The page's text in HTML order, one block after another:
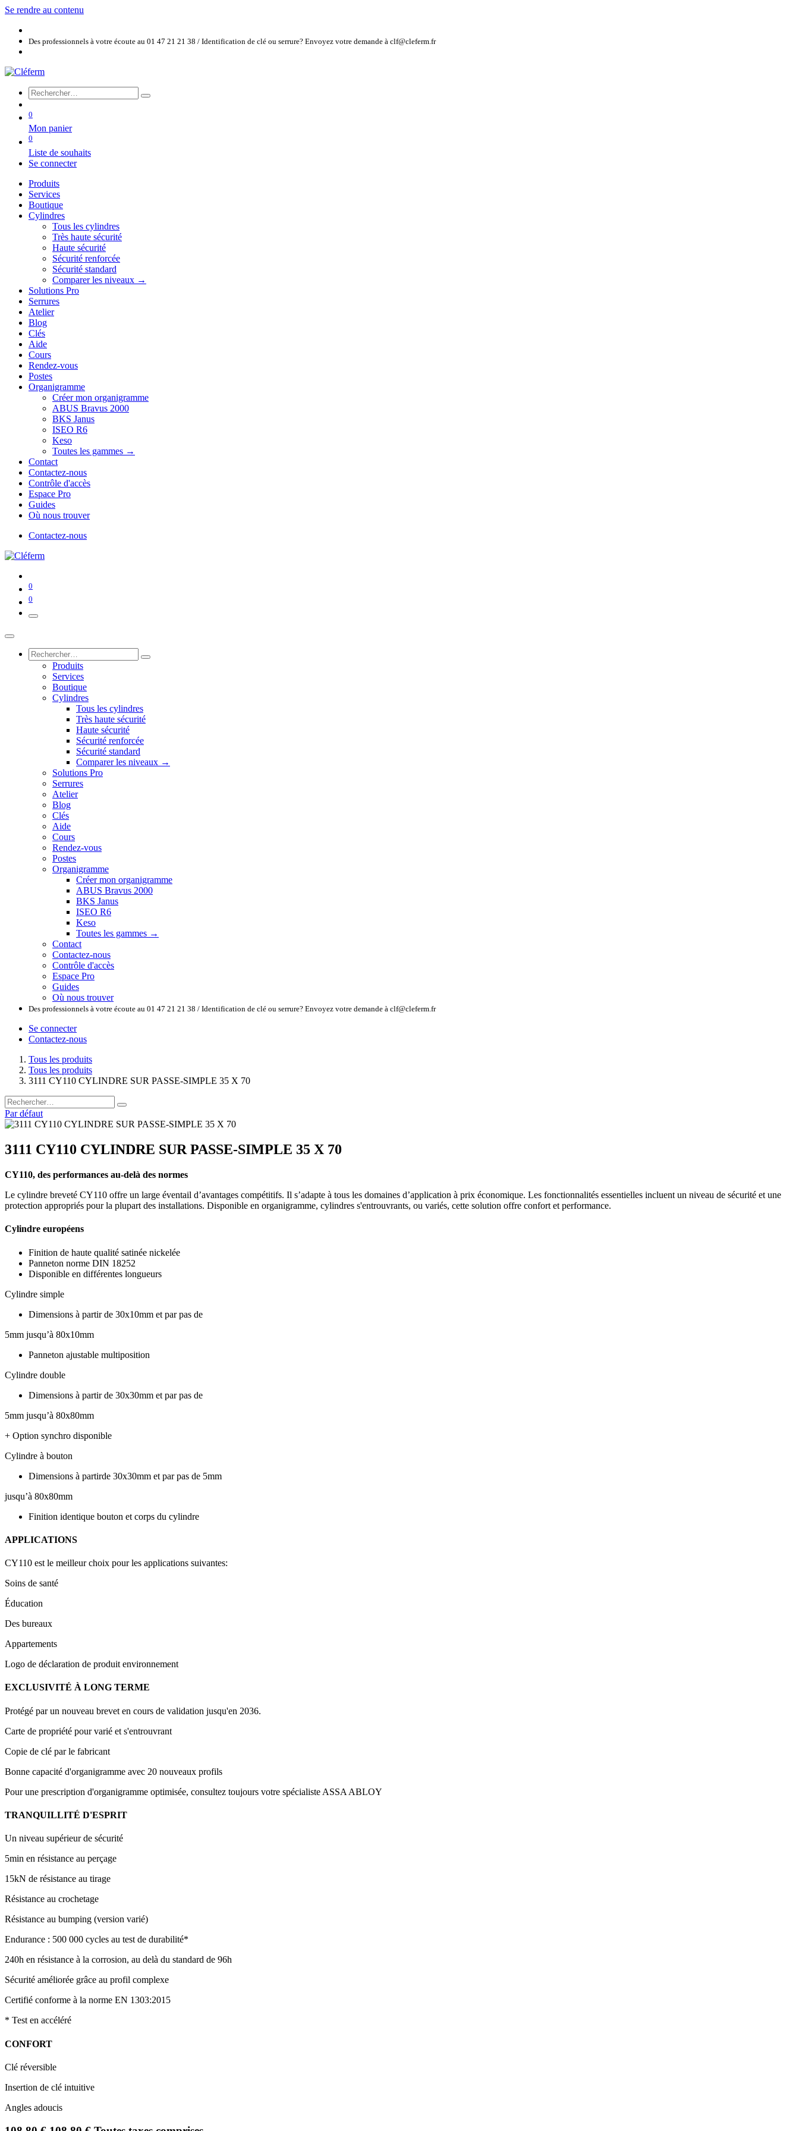
Se rendre au contenu
Des professionnels à votre écoute au 01 47 21 21 38 / Identification de clé ou serrure? Envoyez votre demande à clf@cleferm.fr
0
Mon panier
0
Liste de souhaits
Se connecter
Produits
Services
Boutique
Cylindres
Tous les cylindres
Très haute sécurité
Haute sécurité
Sécurité renforcée
Sécurité standard
Comparer les niveaux →
Solutions Pro
Serrures
Atelier
Blog
Clés
Aide
Cours
Rendez-vous
Postes
Organigramme
Créer mon organigramme
ABUS Bravus 2000
BKS Janus
ISEO R6
Keso
Toutes les gammes →
Contact
Contactez-nous
Contrôle d'accès
Espace Pro
Guides
Où nous trouver
Contactez-nous
0
0
Produits
Services
Boutique
Cylindres
Tous les cylindres
Très haute sécurité
Haute sécurité
Sécurité renforcée
Sécurité standard
Comparer les niveaux →
Solutions Pro
Serrures
Atelier
Blog
Clés
Aide
Cours
Rendez-vous
Postes
Organigramme
Créer mon organigramme
ABUS Bravus 2000
BKS Janus
ISEO R6
Keso
Toutes les gammes →
Contact
Contactez-nous
Contrôle d'accès
Espace Pro
Guides
Où nous trouver
Des professionnels à votre écoute au 01 47 21 21 38 / Identification de clé ou serrure? Envoyez votre demande à clf@cleferm.fr
Se connecter
Contactez-nous
Tous les produits
Tous les produits
3111 CY110 CYLINDRE SUR PASSE-SIMPLE 35 X 70
Par défaut
3111 CY110 CYLINDRE SUR PASSE-SIMPLE 35 X 70
CY110, des performances au-delà des normes
Le cylindre breveté CY110 offre un large éventail d’avantages compétitifs. Il s’adapte à tous les domaines d’application à prix économique. Les fonctionnalités essentielles incluent un niveau de sécurité et une
protection appropriés pour la plupart des installations. Disponible en organigramme, cylindres s'entrouvrants, ou variés, cette solution offre confort et performance.
Cylindre européens
Finition de haute qualité satinée nickelée
Panneton norme DIN 18252
Disponible en différentes longueurs
Cylindre simple
Dimensions à partir de 30x10mm et par pas de
5mm jusqu’à 80x10mm
Panneton ajustable multiposition
Cylindre double
Dimensions à partir de 30x30mm et par pas de
5mm jusqu’à 80x80mm
+ Option synchro disponible
Cylindre à bouton
Dimensions à partirde 30x30mm et par pas de 5mm
jusqu’à 80x80mm
Finition identique bouton et corps du cylindre
APPLICATIONS
CY110 est le meilleur choix pour les applications suivantes:
Soins de santé
Éducation
Des bureaux
Appartements
Logo de déclaration de produit environnement
EXCLUSIVITÉ À LONG TERME
Protégé par un nouveau brevet en cours de validation jusqu'en 2036.
Carte de propriété pour varié et s'entrouvrant
Copie de clé par le fabricant
Bonne capacité d'organigramme avec 20 nouveaux profils
Pour une prescription d'organigramme optimisée, consultez toujours votre spécialiste ASSA ABLOY
TRANQUILLITÉ D'ESPRIT
Un niveau supérieur de sécurité
5min en résistance au perçage
15kN de résistance au tirage
Résistance au crochetage
Résistance au bumping (version varié)
Endurance : 500 000 cycles au test de durabilité*
240h en résistance à la corrosion, au delà du standard de 96h
Sécurité améliorée grâce au profil complexe
Certifié conforme à la norme EN 1303:2015
* Test en accéléré
CONFORT
Clé réversible
Insertion de clé intuitive
Angles adoucis